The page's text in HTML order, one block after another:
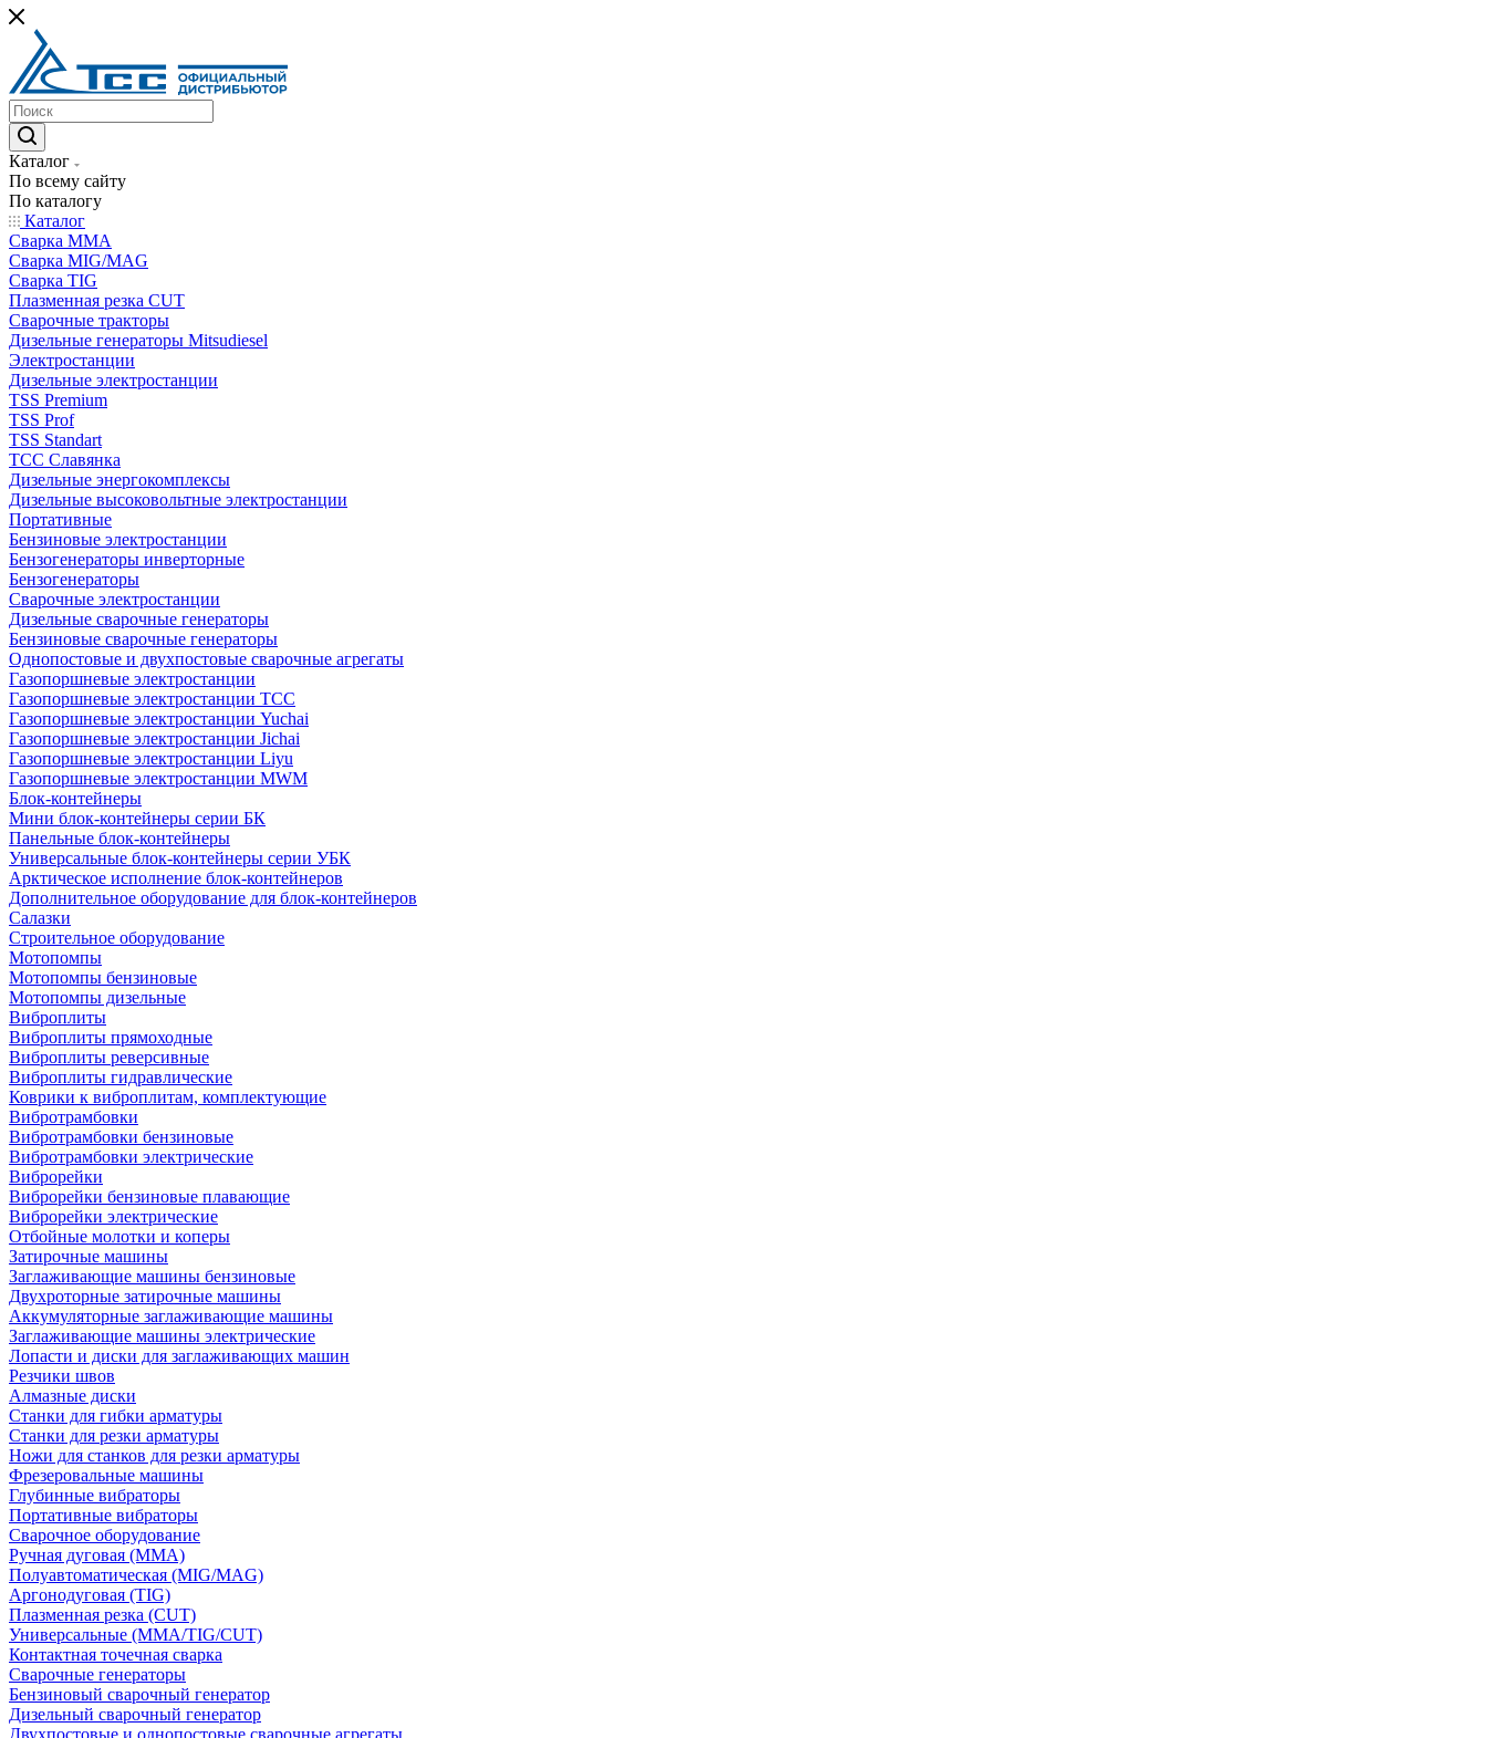
Каталог
По всему сайту
По каталогу
Каталог
Сварка MMA
Сварка MIG/MAG
Сварка TIG
Плазменная резка CUT
Сварочные тракторы
Дизельные генераторы Mitsudiesel
Электростанции
Дизельные электростанции
TSS Premium
TSS Prof
TSS Standart
ТСС Славянка
Дизельные энергокомплексы
Дизельные высоковольтные электростанции
Портативные
Бензиновые электростанции
Бензогенераторы инверторные
Бензогенераторы
Сварочные электростанции
Дизельные сварочные генераторы
Бензиновые сварочные генераторы
Однопостовые и двухпостовые сварочные агрегаты
Газопоршневые электростанции
Газопоршневые электростанции ТСС
Газопоршневые электростанции Yuchai
Газопоршневые электростанции Jichai
Газопоршневые электростанции Liyu
Газопоршневые электростанции MWM
Блок-контейнеры
Мини блок-контейнеры серии БК
Панельные блок-контейнеры
Универсальные блок-контейнеры серии УБК
Арктическое исполнение блок-контейнеров
Дополнительное оборудование для блок-контейнеров
Салазки
Строительное оборудование
Мотопомпы
Мотопомпы бензиновые
Мотопомпы дизельные
Виброплиты
Виброплиты прямоходные
Виброплиты реверсивные
Виброплиты гидравлические
Коврики к виброплитам, комплектующие
Вибротрамбовки
Вибротрамбовки бензиновые
Вибротрамбовки электрические
Виброрейки
Виброрейки бензиновые плавающие
Виброрейки электрические
Отбойные молотки и коперы
Затирочные машины
Заглаживающие машины бензиновые
Двухроторные затирочные машины
Аккумуляторные заглаживающие машины
Заглаживающие машины электрические
Лопасти и диски для заглаживающих машин
Резчики швов
Алмазные диски
Станки для гибки арматуры
Станки для резки арматуры
Ножи для станков для резки арматуры
Фрезеровальные машины
Глубинные вибраторы
Портативные вибраторы
Сварочное оборудование
Ручная дуговая (MMA)
Полуавтоматическая (MIG/MAG)
Аргонодуговая (TIG)
Плазменная резка (CUT)
Универсальные (MMA/TIG/CUT)
Контактная точечная сварка
Сварочные генераторы
Бензиновый сварочный генератор
Дизельный сварочный генератор
Двухпостовые и однопостовые сварочные агрегаты